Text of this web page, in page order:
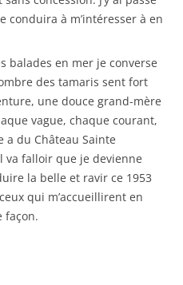
conduira à m’intéresser à en
balades en mer je converse
des tamaris sent fort
une douce grand-mère
vague, chaque courant,
a du Château Sainte
va falloir que je devienne
la belle et ravir ce 1953
qui m’accueillirent en
façon.